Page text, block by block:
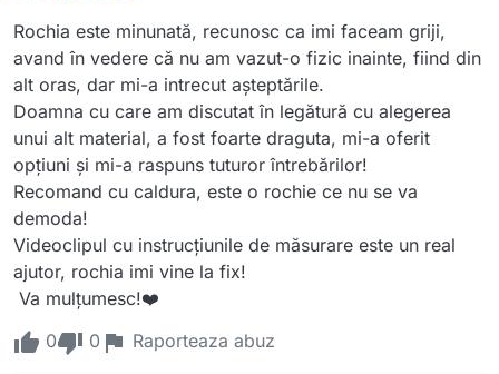
Rochia este minunată, recunosc ca imi faceam griji,
avand în vedere că nu am vazut-o fizic inainte, fiind din
alt oras, dar mi-a intrecut așteptările.
Doamna cu care am discutat în legătură cu alegerea
unui alt material, a fost foarte draguta, mi-a oferit
opțiuni și mi-a raspuns tuturor întrebărilor!
Recomand cu caldura, este o rochie ce nu se va
demoda!
Videoclipul cu instrucțiunile de măsurare este un real
ajutor, rochia imi vine la fix!
Va mulțumesc!❤️
0
0 Raporteaza abuz